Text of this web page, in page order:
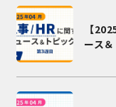
【
ース